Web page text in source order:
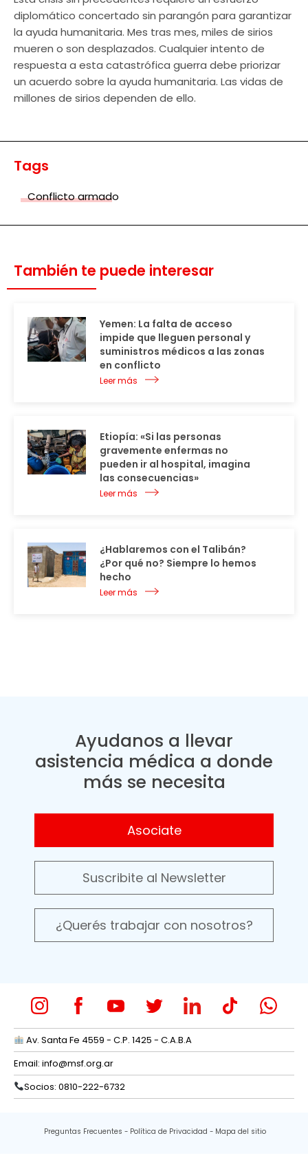
diplomático concertado sin parangón para garantizar
la ayuda humanitaria. Mes tras mes, miles de sirios
mueren o son desplazados. Cualquier intento de
respuesta a esta catastrófica guerra debe priorizar
un acuerdo sobre la ayuda humanitaria. Las vidas de
millones de sirios dependen de ello.
Tags
Conflicto armado
También te puede interesar
Yemen: La falta de acceso
impide que lleguen personal y
suministros médicos a las zonas
en conflicto
Leer más
Etiopía: «Si las personas
gravemente enfermas no
pueden ir al hospital, imagina
las consecuencias»
Leer más
¿Hablaremos con el Talibán?
¿Por qué no? Siempre lo hemos
hecho
Leer más
Ayudanos a llevar
asistencia médica a donde
más se necesita
Asociate
Suscribite al Newsletter
¿Querés trabajar con nosotros?
Av. Santa Fe 4559 - C.P. 1425 - C.A.B.A
Email: info@msf.org.ar
Socios: 0810-222-6732
Preguntas Frecuentes Política de Privacidad Mapa del sitio